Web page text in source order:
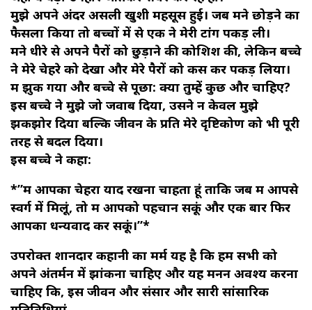
मुझे अपने अंदर असली खुशी महसूस हुई। जब मैंने छोड़ने का
फैसला किया तो बच्चों में से एक ने मेरी टांग पकड़ ली।
मैंने धीरे से अपने पैरों को छुड़ाने की कोशिश की, लेकिन बच्चे
ने मेरे चेहरे को देखा और मेरे पैरों को कस कर पकड़ लिया।
मैं झुक गया और बच्चे से पूछा: क्या तुम्हें कुछ और चाहिए?
इस बच्चे ने मुझे जो जवाब दिया, उसने न केवल मुझे
झकझोर दिया बल्कि जीवन के प्रति मेरे दृष्टिकोण को भी पूरी
तरह से बदल दिया।
इस बच्चे ने कहा:
*”मैं आपका चेहरा याद रखना चाहता हूं ताकि जब मैं आपसे
स्वर्ग में मिलूं, तो मैं आपको पहचान सकूं और एक बार फिर
आपका धन्यवाद कर सकूं।”*
उपरोक्त शानदार कहानी का मर्म यह है कि हम सभी को
अपने अंतर्मन में झांकना चाहिए और यह मनन अवश्य करना
चाहिए कि, इस जीवन और संसार और सारी सांसारिक